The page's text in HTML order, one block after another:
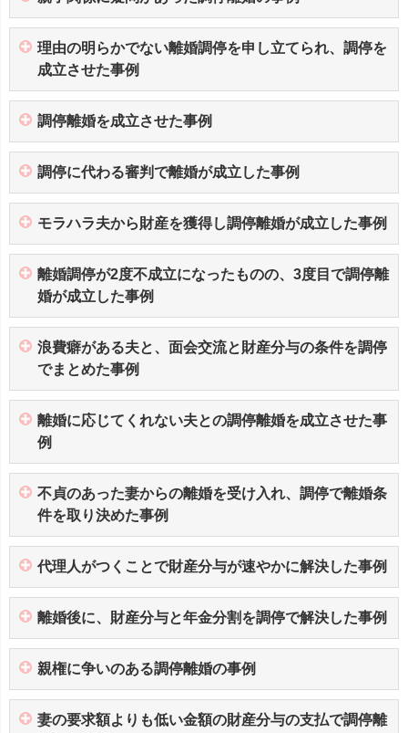
理由の明らかでない離婚調停を申し立てられ、調停を
成立させた事例
調停離婚を成立させた事例
調停に代わる審判で離婚が成立した事例
モラハラ夫から財産を獲得し調停離婚が成立した事例
離婚調停が2度不成立になったものの、3度目で調停離
婚が成立した事例
浪費癖がある夫と、面会交流と財産分与の条件を調停
でまとめた事例
離婚に応じてくれない夫との調停離婚を成立させた事
例
不貞のあった妻からの離婚を受け入れ、調停で離婚条
件を取り決めた事例
代理人がつくことで財産分与が速やかに解決した事例
離婚後に、財産分与と年金分割を調停で解決した事例
親権に争いのある調停離婚の事例
妻の要求額よりも低い金額の財産分与の支払で調停離